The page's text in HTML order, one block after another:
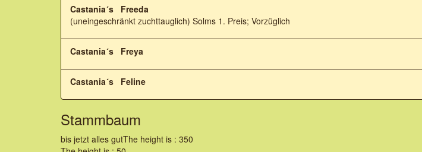
Castania´s Freeda
(uneingeschränkt zuchttauglich) Solms 1. Preis; Vorzüglich
Castania´s Freya
Castania´s Feline
Stammbaum
bis jetzt alles gutThe height is : 350